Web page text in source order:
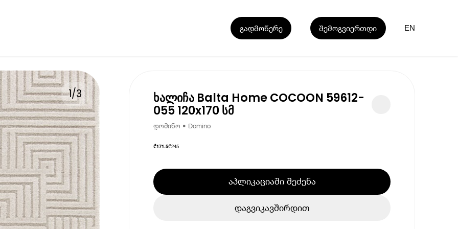
გადმოწერე შემოგვიერთდი EN
1/3 ხალიჩა Balta Home COCOON 59612-
055 120x170 სმ
დომინო • Domino
₾171.5₾245
აპლიკაციაში შეძენა
დაგვიკავშირდით